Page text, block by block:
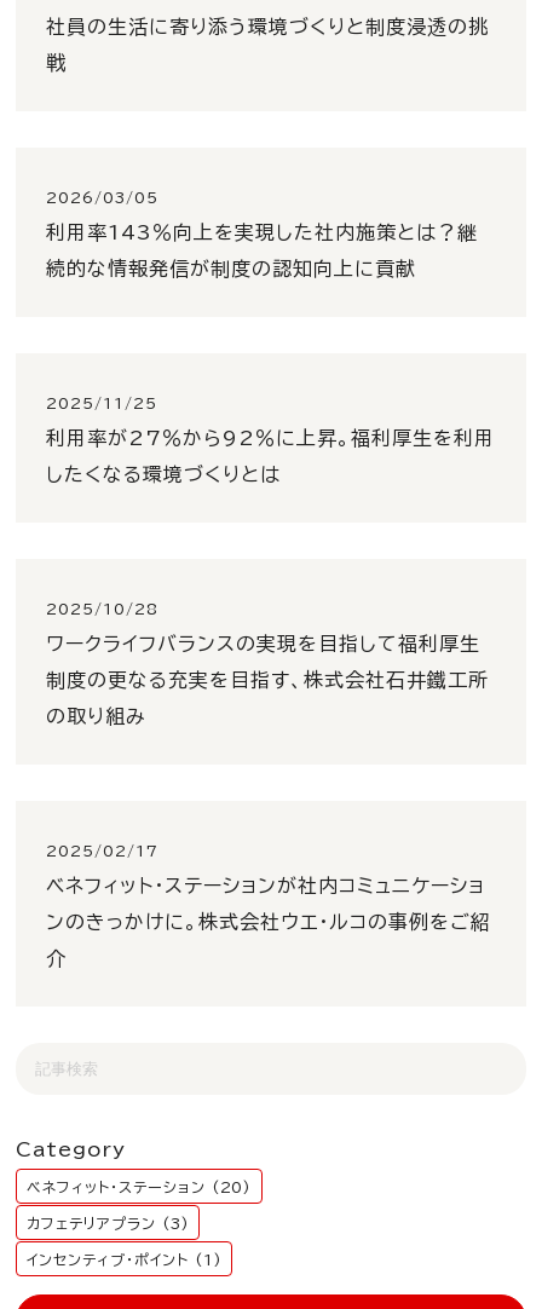
社員の生活に寄り添う環境づくりと制度浸透の挑
戦
2026/03/05
利用率143％向上を実現した社内施策とは？継
続的な情報発信が制度の認知向上に貢献
2025/11/25
利用率が27％から92％に上昇。福利厚生を利用
したくなる環境づくりとは
2025/10/28
ワークライフバランスの実現を目指して福利厚生
制度の更なる充実を目指す、株式会社石井鐵工所
の取り組み
2025/02/17
ベネフィット・ステーションが社内コミュニケーショ
ンのきっかけに。株式会社ウエ・ルコの事例をご紹
介
Category
ベネフィット・ステーション (20)
カフェテリアプラン (3)
インセンティブ・ポイント (1)